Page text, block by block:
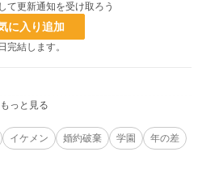
て更新通知を受け取ろう
に入り追加
完結します。
イケメン 婚約破棄 学園
年の差